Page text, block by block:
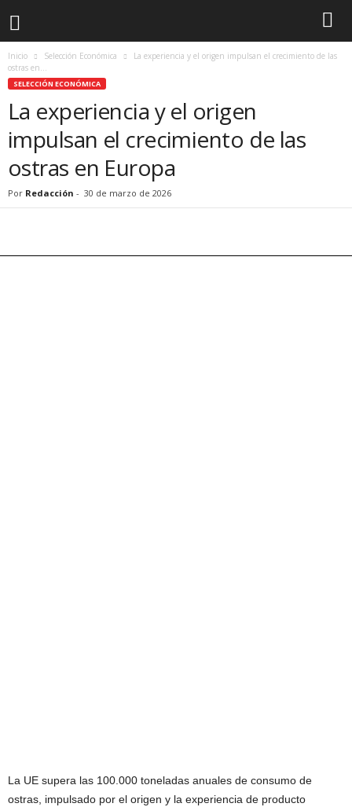
Inicio Selección Económica
La experiencia y el origen impulsan el crecimiento de las
ostras en...
SELECCIÓN ECONÓMICA
La experiencia y el origen
impulsan el crecimiento de las
ostras en Europa
Por Redacción - 30 de marzo de 2026
La UE supera las 100.000 toneladas anuales de consumo de
ostras, impulsado por el origen y la experiencia de producto